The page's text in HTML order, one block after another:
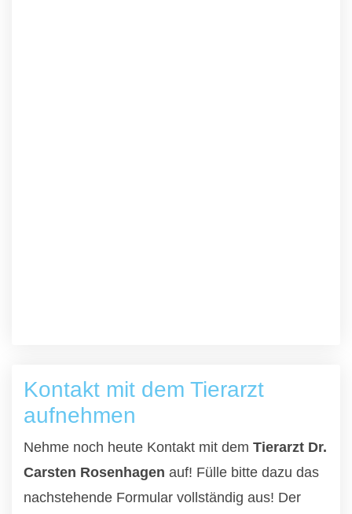
Kontakt mit dem Tierarzt
aufnehmen
Nehme noch heute Kontakt mit dem Tierarzt Dr.
Carsten Rosenhagen auf! Fülle bitte dazu das
nachstehende Formular vollständig aus! Der